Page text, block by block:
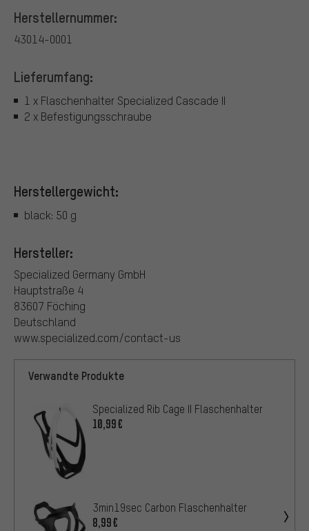
Herstellernummer:
43014-0001
Lieferumfang:
1 x Flaschenhalter Specialized Cascade II
2 x Befestigungsschraube
Herstellergewicht:
black: 50 g
Hersteller:
Specialized Germany GmbH
Hauptstraße 4
83607 Föching
Deutschland
www.specialized.com/contact-us
Verwandte Produkte
Specialized Rib Cage II Flaschenhalter
10,99€
3min19sec Carbon Flaschenhalter
8,99€